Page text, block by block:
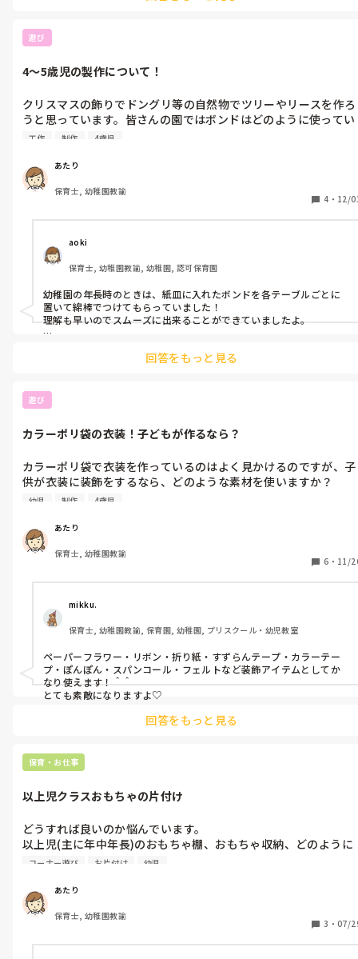
導教科書」
↑小学校の先生向けの本ですが、競技の指導法(子どもの配置や用具
に段階が載っています！あと、本の後半に段階に応じてできたとこ
子どもたちと行うと視覚的にも達成感が見えて意欲につながってい
ましたよ！
自分が意識していることは、鉄棒や跳び箱で怖がる子に対して「絶
てあげることです！上手にできている子に見本をしてもらったりし
て意欲をあげたりもします！あとは、鉄棒や跳び箱マットで競技の
練習をした後は、それらを使った遊びのリクエスト(マットなら大根
抜き、鉄棒なら好きな技、跳び箱ならよじ登ってジャンプなど)聞い
遊び
4〜5歳児の製作について！
クリスマスの飾りでドングリ等の自然物でツリーやリースを作ろ
うと思っています。皆さんの園ではボンドはどのように使ってい
ますか？綿棒などで付けるのか、手で付けるのか、直接引っつけ
また、この時期の年齢ではどのような物を作った事があります
か？人によるとは思うんですが、ハサミや折り紙などどのくらい
の難易度が良いのか迷っています。(調べると直線切りと書いて
ったり、渦巻き状のものを切ると書いてあったりするので…)
工作 制作 4歳児
あたり
保育士, 幼稚園教諭
4 ・ 12/
aoki
保育士, 幼稚園教諭, 幼稚園, 認可保育園
幼稚園の年長時のときは、紙皿に入れたボンドを各テーブルごとに
置いて綿棒でつけてもらっていました！
理解も早いのでスムーズに出来ることができていましたよ。
たので、ほとんど手助けすることなく子どもたちだけで制作ができ
ムを作ったりと自然も入れつつなものが多かったです♪
回答をもっと見る
遊び
カラーポリ袋の衣装！子どもが作るなら？
カラーポリ袋で衣装を作っているのはよく見かけるのですが、子
供が衣装に装飾をするなら、どのような素材を使いますか？
4〜5歳児です。シール貼り、油性マジックで描く以外で、やりや
よろしくお願いします！
幼児 制作 4歳児
あたり
保育士, 幼稚園教諭
6 ・ 11/
mikku.
保育士, 幼稚園教諭, 保育園, 幼稚園, プリスクール・幼児教室
ペーパーフラワー・リボン・折り紙・すずらんテープ・カラーテー
プ・ぽんぽん・スパンコール・フェルトなど装飾アイテムとしてか
なり使えます！＾＾
とても素敵になりますよ♡
回答をもっと見る
保育・お仕事
以上児クラスおもちゃの片付け
どうすれば良いのか悩んでいます。
以上児(主に年中年長)のおもちゃ棚、おもちゃ収納、どのように
していますか？
保育士によっても意見が様々で…
数が多いのか、分かりにくいのか、片付けに時間がかかってい
て、保育士の叱る声も増え…環境を見直して子ども達かイキイキ
と遊べて、自ら簡単に片付けられるようにしたいです。
コーナー遊び お片付け 幼児
あたり
保育士, 幼稚園教諭
3 ・ 07/